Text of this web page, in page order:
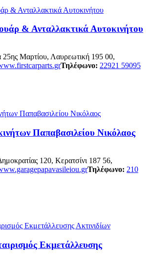
& Ανταλλακτικά Αυτοκινήτου
25ης Μαρτίου, Λαυρεωτική 195 00,
Τηλέφωνο: 22921 59095
Παπαβασιλείου Νικόλαος
120, Κερατσίνι 187 56,
Τηλέφωνο: 210
Εκμετάλλευσης